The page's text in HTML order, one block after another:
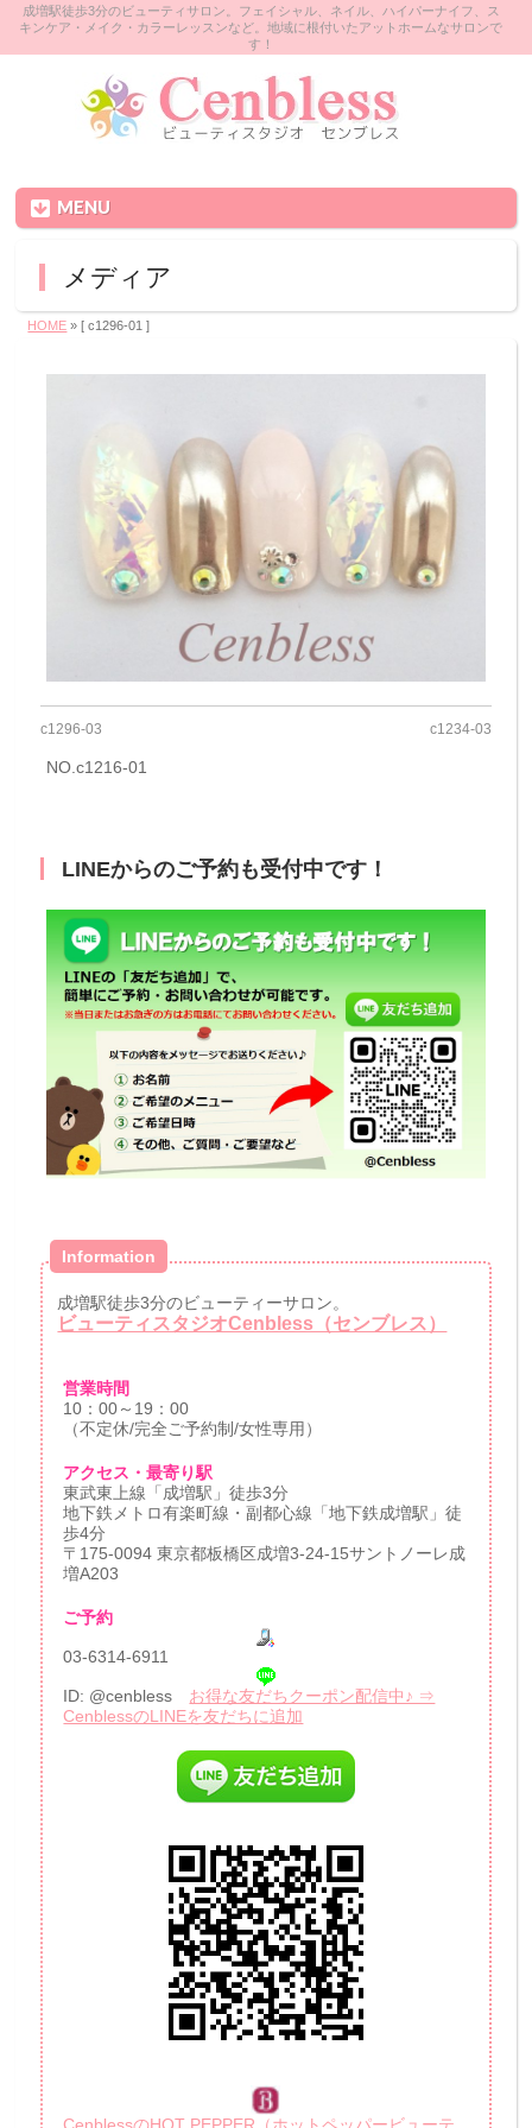
成増駅徒歩3分のビューティサロン。フェイシャル、ネイル、ハイパーナイフ、ス
キンケア・メイク・カラーレッスンなど。地域に根付いたアットホームなサロンで
す！
MENU
メディア
HOME » [ c1296-01 ]
c1296-03 c1234-03
NO.c1216-01
LINEからのご予約も受付中です！
Information
成増駅徒歩3分のビューティーサロン。
ビューティスタジオCenbless（センブレス）
営業時間
10：00～19：00
（不定休/完全ご予約制/女性専用）
アクセス・最寄り駅
東武東上線「成増駅」徒歩3分
地下鉄メトロ有楽町線・副都心線「地下鉄成増駅」徒
歩4分
〒175-0094 東京都板橋区成増3-24-15サントノーレ成
増A203
ご予約
03-6314-6911
ID: @cenbless お得な友だちクーポン配信中♪ ⇒
CenblessのLINEを友だちに追加